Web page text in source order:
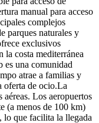
manual para acceso
complejos
parques naturales y
exclusivos
la costa mediterránea
es una comunidad
atrae a familias y
oferta de ocio.La
Los aeropuertos
(a menos de 100 km)
lo que facilita la llegada